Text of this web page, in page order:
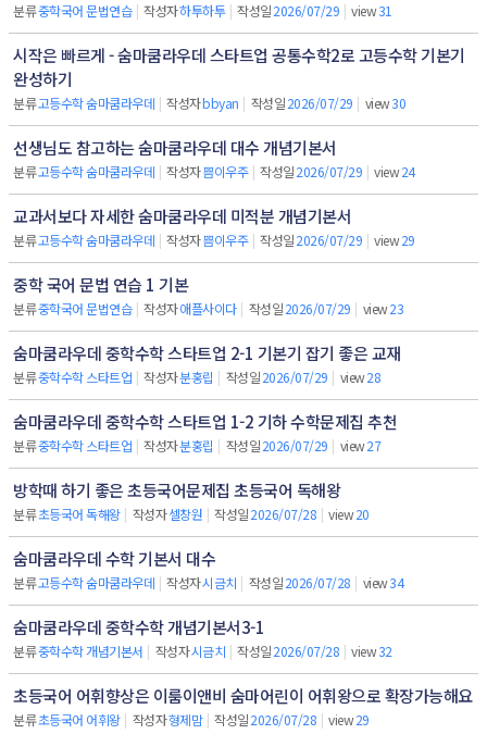
분류중학국어 문법연습 | 작성자하투하투 | 작성일2026/07/29 | view31
시작은 빠르게 - 숨마쿰라우데 스타트업 공통수학2로 고등수학 기본기
완성하기
분류고등수학 숨마쿰라우데 | 작성자bbyan | 작성일2026/07/29 | view30
선생님도 참고하는 숨마쿰라우데 대수 개념기본서
분류고등수학 숨마쿰라우데 | 작성자쁨이우주 | 작성일2026/07/29 | view24
교과서보다 자세한 숨마쿰라우데 미적분 개념기본서
분류고등수학 숨마쿰라우데 | 작성자쁨이우주 | 작성일2026/07/29 | view29
중학 국어 문법 연습 1 기본
분류중학국어 문법연습 | 작성자애플사이다 | 작성일2026/07/29 | view23
숨마쿰라우데 중학수학 스타트업 2-1 기본기 잡기 좋은 교재
분류중학수학 스타트업 | 작성자분홍립 | 작성일2026/07/29 | view28
숨마쿰라우데 중학수학 스타트업 1-2 기하 수학문제집 추천
분류중학수학 스타트업 | 작성자분홍립 | 작성일2026/07/29 | view27
방학때 하기 좋은 초등국어문제집 초등국어 독해왕
분류초등국어 독해왕 | 작성자셀창원 | 작성일2026/07/28 | view20
숨마쿰라우데 수학 기본서 대수
분류고등수학 숨마쿰라우데 | 작성자시금치 | 작성일2026/07/28 | view34
숨마쿰라우데 중학수학 개념기본서3-1
분류중학수학 개념기본서 | 작성자시금치 | 작성일2026/07/28 | view32
초등국어 어휘향상은 이룸이앤비 숨마어린이 어휘왕으로 확장가능해요
분류초등국어 어휘왕 | 작성자형제맘 | 작성일2026/07/28 | view29